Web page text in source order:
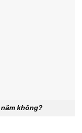
không?